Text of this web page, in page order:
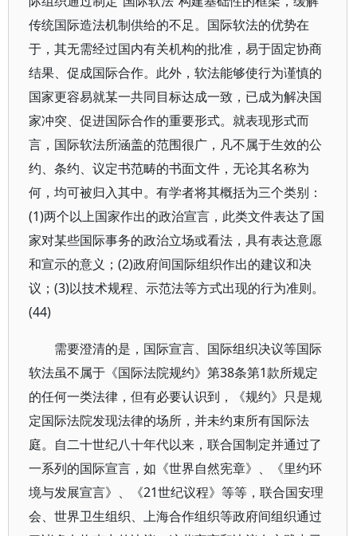
传统国际造法机制供给的不足。国际软法的优势在
于，其无需经过国内有关机构的批准，易于固定协商
结果、促成国际合作。此外，软法能够使行为谨慎的
国家更容易就某一共同目标达成一致，已成为解决国
家冲突、促进国际合作的重要形式。就表现形式而
言，国际软法所涵盖的范围很广，凡不属于生效的公
约、条约、议定书范畴的书面文件，无论其名称为
何，均可被归入其中。有学者将其概括为三个类别：
(1)两个以上国家作出的政治宣言，此类文件表达了国
家对某些国际事务的政治立场或看法，具有表达意愿
和宣示的意义；(2)政府间国际组织作出的建议和决
议；(3)以技术规程、示范法等方式出现的行为准则。
(44)
需要澄清的是，国际宣言、国际组织决议等国际
软法虽不属于《国际法院规约》第38条第1款所规定
的任何一类法律，但有必要认识到，《规约》只是规
定国际法院发现法律的场所，并未约束所有国际法
庭。自二十世纪八十年代以来，联合国制定并通过了
一系列的国际宣言，如《世界自然宪章》、《里约环
境与发展宣言》、《21世纪议程》等等，联合国安理
会、世界卫生组织、上海合作组织等政府间组织通过